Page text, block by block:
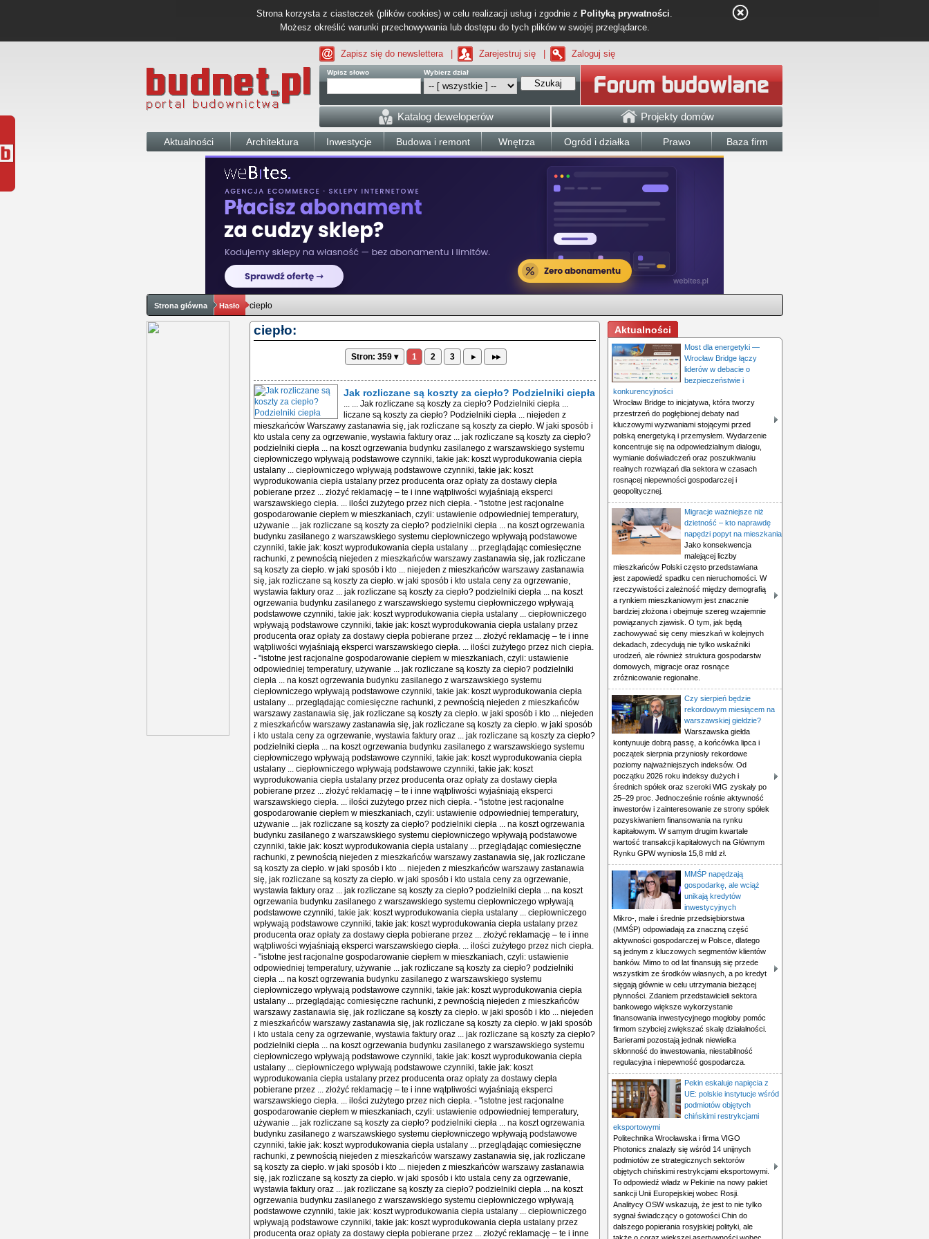
Strona korzysta z ciasteczek (plików cookies) w celu realizacji usług i zgodnie z Polityką prywatności.
Możesz określić warunki przechowywania lub dostępu do tych plików w swojej przeglądarce.
Zapisz się do newslettera Zarejestruj się Zaloguj się
Wpisz słowo Wybierz dział
Szukaj
Katalog deweloperów Projekty domów
Aktualności Architektura Inwestycje Budowa i remont Wnętrza Ogród i działka Prawo Baza firm
Strona główna Hasło ciepło
ciepło:
Stron: 359 ▾ 1 2 3 ▸ ▸▸
Jak rozliczane są koszty za ciepło? Podzielniki ciepła
... ... Jak rozliczane są koszty za ciepło? Podzielniki ciepła ... liczane są koszty za ciepło? Podzielniki ciepła ... niejeden z mieszkańców Warszawy zastanawia się, jak rozliczane są koszty za ciepło. W jaki sposób i kto ustala ceny za ogrzewanie, wystawia faktury oraz ... jak rozliczane są koszty za ciepło? podzielniki ciepła ... na koszt ogrzewania budynku zasilanego z warszawskiego systemu ciepłowniczego wpływają podstawowe czynniki, takie jak: koszt wyprodukowania ciepła ustalany ... ciepłowniczego wpływają podstawowe czynniki, takie jak: koszt wyprodukowania ciepła ustalany przez producenta oraz opłaty za dostawy ciepła pobierane przez ... złożyć reklamację – te i inne wątpliwości wyjaśniają eksperci warszawskiego ciepła. ... ilości zużytego przez nich ciepła. - "istotne jest racjonalne gospodarowanie ciepłem w mieszkaniach, czyli: ustawienie odpowiedniej temperatury, używanie ... jak rozliczane są koszty za ciepło? podzielniki ciepła ... na koszt ogrzewania budynku zasilanego z warszawskiego systemu ciepłowniczego wpływają podstawowe czynniki, takie jak: koszt wyprodukowania ciepła ustalany ... przeglądając comiesięczne rachunki, z pewnością niejeden z mieszkańców warszawy zastanawia się, jak rozliczane są koszty za ciepło. w jaki sposób i kto ... niejeden z mieszkańców warszawy zastanawia się, jak rozliczane są koszty za ciepło. w jaki sposób i kto ustala ceny za ogrzewanie, wystawia faktury oraz ... jak rozliczane są koszty za ciepło? podzielniki ciepła ... na koszt ogrzewania budynku zasilanego z warszawskiego systemu ciepłowniczego wpływają podstawowe czynniki, takie jak: koszt wyprodukowania ciepła ustalany ... ciepłowniczego wpływają podstawowe czynniki, takie jak: koszt wyprodukowania ciepła ustalany przez producenta oraz opłaty za dostawy ciepła pobierane przez ... złożyć reklamację – te i inne wątpliwości wyjaśniają eksperci warszawskiego ciepła. ... ilości zużytego przez nich ciepła. - "istotne jest racjonalne gospodarowanie ciepłem w mieszkaniach, czyli: ustawienie odpowiedniej temperatury, używanie ... jak rozliczane są koszty za ciepło? podzielniki ciepła ... na koszt ogrzewania budynku zasilanego z warszawskiego systemu ciepłowniczego wpływają podstawowe czynniki, takie jak: koszt wyprodukowania ciepła ustalany ... przeglądając comiesięczne rachunki, z pewnością niejeden z mieszkańców warszawy zastanawia się, jak rozliczane są koszty za ciepło. w jaki sposób i kto ... niejeden z mieszkańców warszawy zastanawia się, jak rozliczane są koszty za ciepło. w jaki sposób i kto ustala ceny za ogrzewanie, wystawia faktury oraz ... jak rozliczane są koszty za ciepło? podzielniki ciepła ... na koszt ogrzewania budynku zasilanego z warszawskiego systemu ciepłowniczego wpływają podstawowe czynniki, takie jak: koszt wyprodukowania ciepła ustalany ... ciepłowniczego wpływają podstawowe czynniki, takie jak: koszt wyprodukowania ciepła ustalany przez producenta oraz opłaty za dostawy ciepła pobierane przez ... złożyć reklamację – te i inne wątpliwości wyjaśniają eksperci warszawskiego ciepła. ... ilości zużytego przez nich ciepła. - "istotne jest racjonalne gospodarowanie ciepłem w mieszkaniach, czyli: ustawienie odpowiedniej temperatury, używanie ... jak rozliczane są koszty za ciepło? podzielniki ciepła ... na koszt ogrzewania budynku zasilanego z warszawskiego systemu ciepłowniczego wpływają podstawowe czynniki, takie jak: koszt wyprodukowania ciepła ustalany ... przeglądając comiesięczne rachunki, z pewnością niejeden z mieszkańców warszawy zastanawia się, jak rozliczane są koszty za ciepło. w jaki sposób i kto ... niejeden z mieszkańców warszawy zastanawia się, jak rozliczane są koszty za ciepło. w jaki sposób i kto ustala ceny za ogrzewanie, wystawia faktury oraz ... jak rozliczane są koszty za ciepło? podzielniki ciepła ... na koszt ogrzewania budynku zasilanego z warszawskiego systemu ciepłowniczego wpływają podstawowe czynniki, takie jak: koszt wyprodukowania ciepła ustalany ... ciepłowniczego wpływają podstawowe czynniki, takie jak: koszt wyprodukowania ciepła ustalany przez producenta oraz opłaty za dostawy ciepła pobierane przez ... złożyć reklamację – te i inne wątpliwości wyjaśniają eksperci warszawskiego ciepła. ... ilości zużytego przez nich ciepła. - "istotne jest racjonalne gospodarowanie ciepłem w mieszkaniach, czyli: ustawienie odpowiedniej temperatury, używanie ... jak rozliczane są koszty za ciepło? podzielniki ciepła ... na koszt ogrzewania budynku zasilanego z warszawskiego systemu ciepłowniczego wpływają podstawowe czynniki, takie jak: koszt wyprodukowania ciepła ustalany ... przeglądając comiesięczne rachunki, z pewnością niejeden z mieszkańców warszawy zastanawia się, jak rozliczane są koszty za ciepło. w jaki sposób i kto ... niejeden z mieszkańców warszawy zastanawia się, jak rozliczane są koszty za ciepło. w jaki sposób i kto ustala ceny za ogrzewanie, wystawia faktury oraz ... jak rozliczane są koszty za ciepło? podzielniki ciepła ... na koszt ogrzewania budynku zasilanego z warszawskiego systemu ciepłowniczego wpływają podstawowe czynniki, takie jak: koszt wyprodukowania ciepła ustalany ... ciepłowniczego wpływają podstawowe czynniki, takie jak: koszt wyprodukowania ciepła ustalany przez producenta oraz opłaty za dostawy ciepła pobierane przez ... złożyć reklamację – te i inne wątpliwości wyjaśniają eksperci warszawskiego ciepła. ... ilości zużytego przez nich ciepła. - "istotne jest racjonalne gospodarowanie ciepłem w mieszkaniach, czyli: ustawienie odpowiedniej temperatury, używanie ... jak rozliczane są koszty za ciepło? podzielniki ciepła ... na koszt ogrzewania budynku zasilanego z warszawskiego systemu ciepłowniczego wpływają podstawowe czynniki, takie jak: koszt wyprodukowania ciepła ustalany ... przeglądając comiesięczne rachunki, z pewnością niejeden z mieszkańców warszawy zastanawia się, jak rozliczane są koszty za ciepło. w jaki sposób i kto ... niejeden z mieszkańców warszawy zastanawia się, jak rozliczane są koszty za ciepło. w jaki sposób i kto ustala ceny za ogrzewanie, wystawia faktury oraz ... jak rozliczane są koszty za ciepło? podzielniki ciepła ... na koszt ogrzewania budynku zasilanego z warszawskiego systemu ciepłowniczego wpływają podstawowe czynniki, takie jak: koszt wyprodukowania ciepła ustalany ... ciepłowniczego wpływają podstawowe czynniki, takie jak: koszt wyprodukowania ciepła ustalany przez producenta oraz opłaty za dostawy ciepła pobierane przez ... złożyć reklamację – te i inne wątpliwości wyjaśniają eksperci warszawskiego ciepła. ... ilości zużytego przez nich ciepła. - "istotne jest racjonalne gospodarowanie ciepłem w mieszkaniach, czyli: ustawienie odpowiedniej temperatury, używanie ... jak rozliczane są koszty za ciepło? podzielniki ciepła ... na koszt ogrzewania budynku zasilanego z warszawskiego systemu ciepłowniczego wpływają podstawowe czynniki, takie jak: koszt wyprodukowania ciepła ustalany ... przeglądając comiesięczne rachunki, z pewnością niejeden z mieszkańców warszawy zastanawia się, jak rozliczane są koszty za ciepło. w jaki sposób i kto ... niejeden z mieszkańców warszawy zastanawia się, jak rozliczane są koszty za ciepło. w jaki sposób i kto ustala ceny za ogrzewanie, wystawia faktury oraz ... jak rozliczane są koszty za ciepło? podzielniki ciepła ... na koszt ogrzewania budynku zasilanego z warszawskiego systemu ciepłowniczego wpływają podstawowe czynniki, takie jak: koszt wyprodukowania ciepła ustalany ... ciepłowniczego wpływają podstawowe czynniki, takie jak: koszt wyprodukowania ciepła ustalany przez producenta oraz opłaty za dostawy ciepła pobierane przez ... złożyć reklamację – te i inne wątpliwości wyjaśniają eksperci warszawskiego ciepła. ... ilości zużytego przez nich ciepła. - "istotne jest racjonalne gospodarowanie ciepłem w mieszkaniach, czyli: ustawienie odpowiedniej temperatury, używanie ... jak rozliczane są koszty za ciepło? podzielniki ciepła ... na koszt ogrzewania budynku zasilanego z warszawskiego systemu ciepłowniczego wpływają podstawowe czynniki, takie jak: koszt wyprodukowania ciepła ustalany ... przeglądając comiesięczne rachunki, z pewnością niejeden z mieszkańców warszawy zastanawia się, jak rozliczane są koszty za ciepło. w jaki sposób i kto ... niejeden z mieszkańców warszawy zastanawia się, jak rozliczane są koszty za ciepło. w jaki sposób i kto ustala ceny za ogrzewanie, wystawia faktury oraz ... jak rozliczane są koszty za ciepło? podzielniki ciepła ... na koszt ogrzewania budynku zasilanego z warszawskiego systemu ciepłowniczego wpływają podstawowe czynniki, takie jak: koszt wyprodukowania ciepła ustalany ... ciepłowniczego wpływają podstawowe czynniki, takie jak: koszt wyprodukowania ciepła ustalany przez producenta oraz opłaty za dostawy ciepła pobierane przez ... złożyć reklamację – te i inne wątpliwości wyjaśniają eksperci warszawskiego ciepła. ... ilości zużytego przez nich ciepła. - "istotne jest racjonalne gospodarowanie ciepłem w mieszkaniach, czyli: ustawienie odpowiedniej temperatury, używanie ... jak rozliczane są koszty za ciepło? podzielniki ciepła ... na koszt ogrzewania budynku zasilanego z warszawskiego systemu ciepłowniczego wpływają podstawowe czynniki, takie jak: koszt wyprodukowania ciepła ustalany ... przeglądając comiesięczne rachunki, z pewnością niejeden z mieszkańców warszawy zastanawia się, jak rozliczane są koszty za ciepło. w jaki sposób i kto ... niejeden z mieszkańców warszawy zastanawia się, jak rozliczane są koszty za ciepło. w jaki sposób i kto ustala ceny za ogrzewanie, wystawia faktury oraz ... jak rozliczane są koszty za ciepło? podzielniki ciepła ... na koszt ogrzewania budynku zasilanego z warszawskiego systemu ciepłowniczego wpływają podstawowe czynniki, takie jak: koszt wyprodukowania ciepła ustalany ... ciepłowniczego wpływają podstawowe czynniki, takie jak: koszt wyprodukowania ciepła ustalany przez producenta oraz opłaty za dostawy ciepła pobierane przez ... złożyć reklamację – te i inne wątpliwości wyjaśniają eksperci warszawskiego ciepła. ...
Aktualności
Most dla energetyki —
Wrocław Bridge łączy
liderów w debacie o
bezpieczeństwie i
konkurencyjności
Wrocław Bridge to inicjatywa, która tworzy
przestrzeń do pogłębionej debaty nad
kluczowymi wyzwaniami stojącymi przed
polską energetyką i przemysłem. Wydarzenie
koncentruje się na odpowiedzialnym dialogu,
wymianie doświadczeń oraz poszukiwaniu
realnych rozwiązań dla sektora w czasach
rosnącej niepewności gospodarczej i
geopolitycznej.
Migracje ważniejsze niż
dzietność – kto naprawdę
napędzi popyt na mieszkania
Jako konsekwencja
malejącej liczby
mieszkańców Polski często przedstawiana
jest zapowiedź spadku cen nieruchomości. W
rzeczywistości zależność między demografią
a rynkiem mieszkaniowym jest znacznie
bardziej złożona i obejmuje szereg wzajemnie
powiązanych zjawisk. O tym, jak będą
zachowywać się ceny mieszkań w kolejnych
dekadach, zdecydują nie tylko wskaźniki
urodzeń, ale również struktura gospodarstw
domowych, migracje oraz rosnące
zróżnicowanie regionalne.
Czy sierpień będzie
rekordowym miesiącem na
warszawskiej giełdzie?
Warszawska giełda
kontynuuje dobrą passę, a końcówka lipca i
początek sierpnia przyniosły rekordowe
poziomy najważniejszych indeksów. Od
początku 2026 roku indeksy dużych i
średnich spółek oraz szeroki WIG zyskały po
25–29 proc. Jednocześnie rośnie aktywność
inwestorów i zainteresowanie ze strony spółek
pozyskiwaniem finansowania na rynku
kapitałowym. W samym drugim kwartale
wartość transakcji kapitałowych na Głównym
Rynku GPW wyniosła 15,8 mld zł.
MMŚP napędzają
gospodarkę, ale wciąż
unikają kredytów
inwestycyjnych
Mikro-, małe i średnie przedsiębiorstwa
(MMŚP) odpowiadają za znaczną część
aktywności gospodarczej w Polsce, dlatego
są jednym z kluczowych segmentów klientów
banków. Mimo to od lat finansują się przede
wszystkim ze środków własnych, a po kredyt
sięgają głównie w celu utrzymania bieżącej
płynności. Zdaniem przedstawicieli sektora
bankowego większe wykorzystanie
finansowania inwestycyjnego mogłoby pomóc
firmom szybciej zwiększać skalę działalności.
Barierami pozostają jednak niewielka
skłonność do inwestowania, niestabilność
regulacyjna i niepewność gospodarcza.
Pekin eskaluje napięcia z
UE: polskie instytucje wśród
podmiotów objętych
chińskimi restrykcjami
eksportowymi
Politechnika Wrocławska i firma VIGO
Photonics znalazły się wśród 14 unijnych
podmiotów ze strategicznych sektorów
objętych chińskimi restrykcjami eksportowymi.
To odpowiedź władz w Pekinie na nowy pakiet
sankcji Unii Europejskiej wobec Rosji.
Analitycy OSW wskazują, że jest to nie tylko
sygnał świadczący o gotowości Chin do
dalszego popierania rosyjskiej polityki, ale